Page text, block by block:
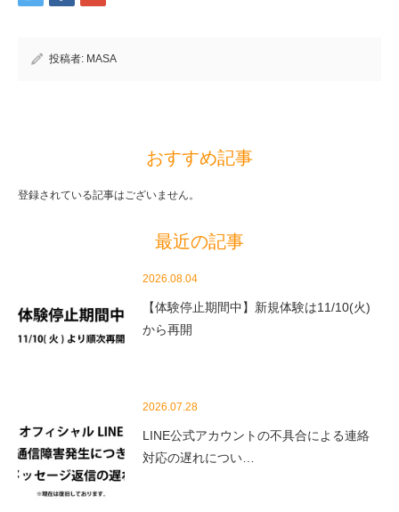
投稿者: MASA
おすすめ記事
登録されている記事はございません。
最近の記事
2026.08.04
【体験停止期間中】新規体験は11/10(火)
から再開
2026.07.28
LINE公式アカウントの不具合による連絡
対応の遅れについ…